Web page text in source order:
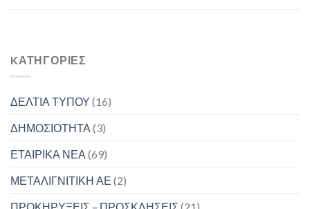
KΑΤΗΓΟΡΊΕΣ
ΔΕΛΤΙΑ ΤΥΠΟΥ (16)
ΔΗΜΟΣΙΟΤΗΤΑ (3)
ΕΤΑΙΡΙΚΑ ΝΕΑ (69)
ΜΕΤΑΛΙΓΝΙΤΙΚΗ ΑΕ (2)